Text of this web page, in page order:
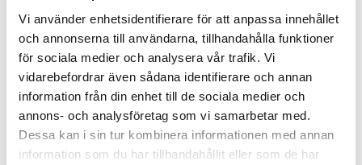
Vi använder enhetsidentifierare för att anpassa innehållet
och annonserna till användarna, tillhandahålla funktioner
för sociala medier och analysera vår trafik. Vi
vidarebefordrar även sådana identifierare och annan
information från din enhet till de sociala medier och
annons- och analysföretag som vi samarbetar med.
Dessa kan i sin tur kombinera informationen med annan
information som du har tillhandahållit eller som de har
Natur
Lovande blåbärssäsong –